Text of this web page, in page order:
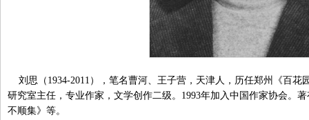
刘思（1934-2011），笔名曹河、王子营，天津人，历任郑州《百花
研究室主任，专业作家，文学创作二级。1993年加入中国作家协会。
不顺集》等。